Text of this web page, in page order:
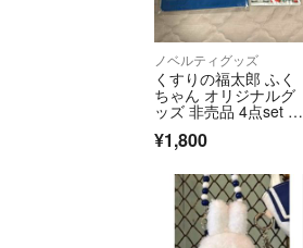
ノベルティグッズ
くすりの福太郎 ふく
ちゃん オリジナルグ
ッズ 非売品 4点set レ
¥1,800